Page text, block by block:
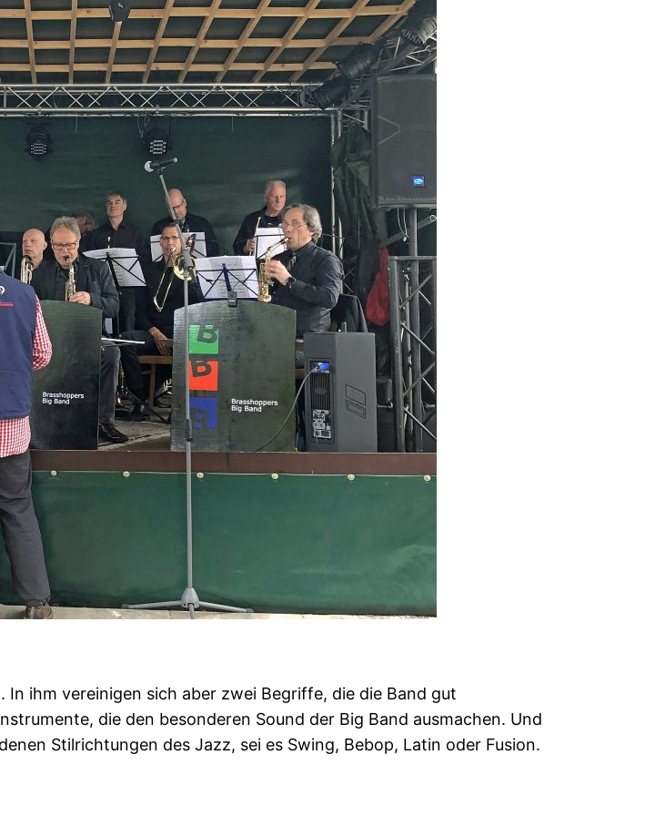
In ihm vereinigen sich aber zwei Begriffe, die die Band gut
die den besonderen Sound der Big Band ausmachen. Und
Stilrichtungen des Jazz, sei es Swing, Bebop, Latin oder Fusion.